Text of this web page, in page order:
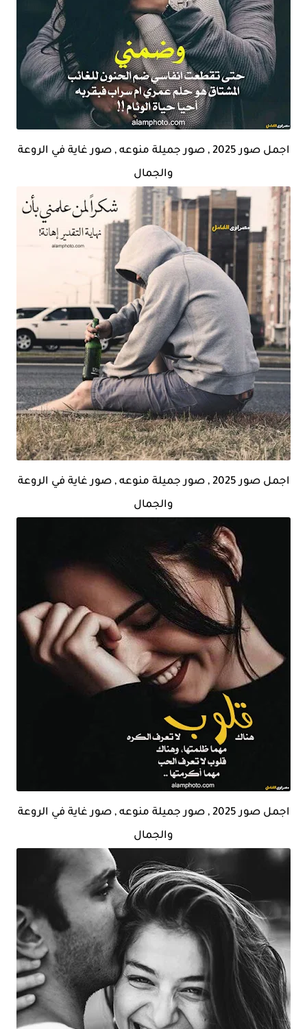
اجمل صور 2025 , صور جميلة منوعه , صور غاية في الروعة
والجمال
اجمل صور 2025 , صور جميلة منوعه , صور غاية في الروعة
والجمال
اجمل صور 2025 , صور جميلة منوعه , صور غاية في الروعة
والجمال